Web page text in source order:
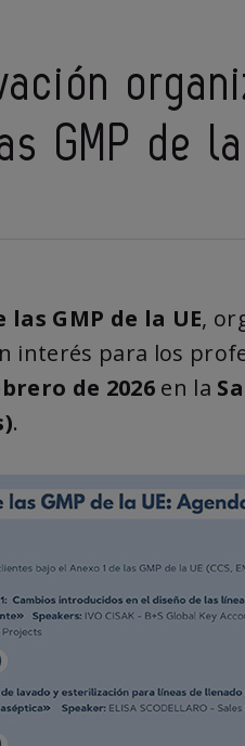
GMP de la
las GMP de la UE,
interés para los
de 2026 en la
.